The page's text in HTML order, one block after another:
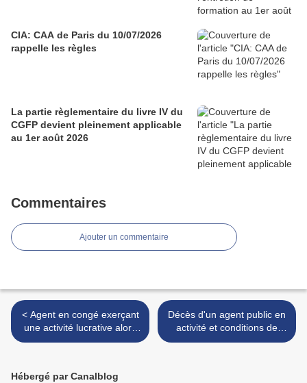
CIA: CAA de Paris du 10/07/2026
rappelle les règles
La partie règlementaire du livre IV du
CGFP devient pleinement applicable
au 1er août 2026
Commentaires
Ajouter un commentaire
< Agent en congé exerçant
une activité lucrative alors
qu’il est en congé de longue
Décès d'un agent public en
activité et conditions de
versement du capital décès
Hébergé par Canalblog